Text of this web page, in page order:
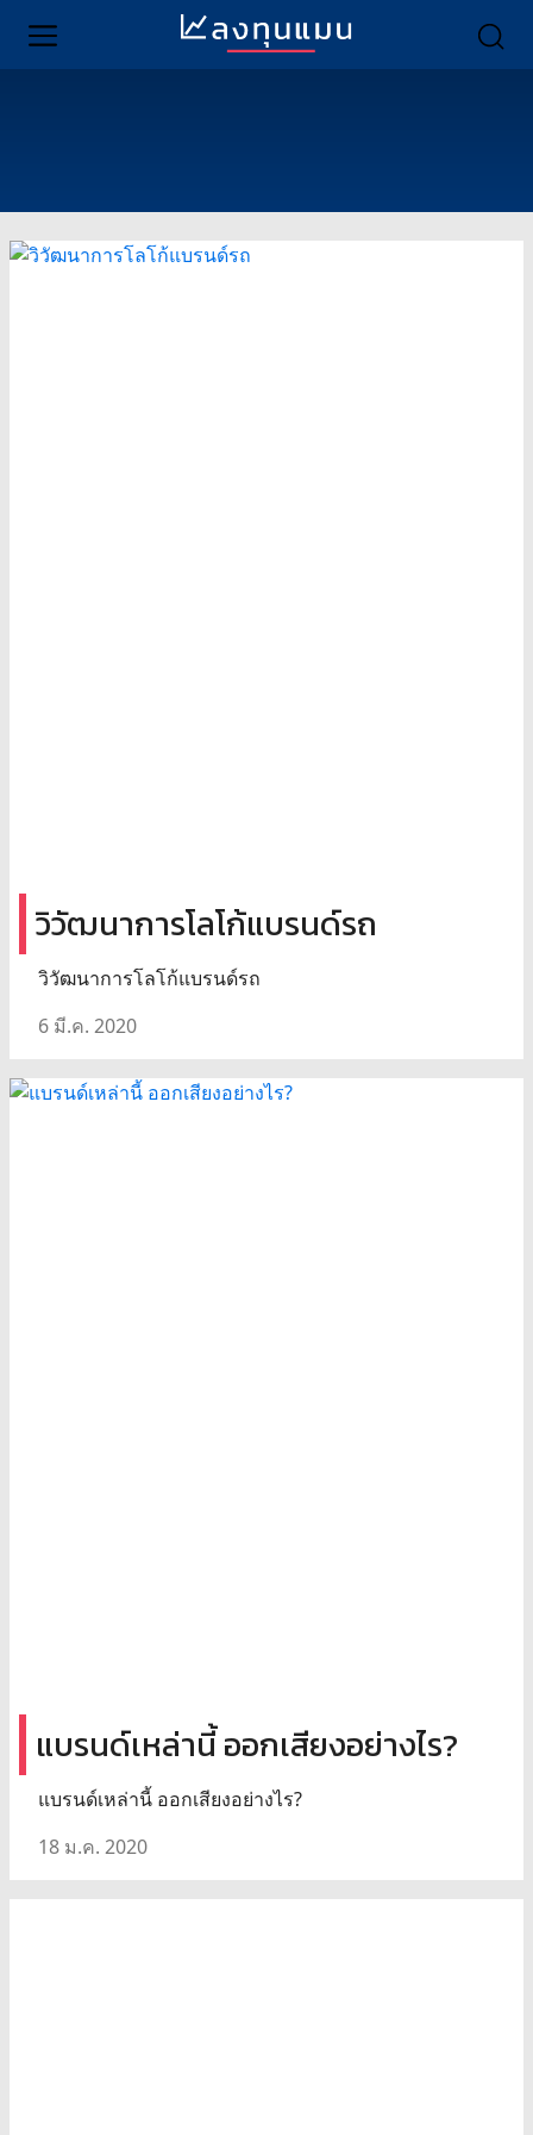
วิวัฒนาการโลโก้แบรนด์รถ
วิวัฒนาการโลโก้แบรนด์รถ
6 มี.ค. 2020
แบรนด์เหล่านี้ ออกเสียงอย่างไร?
แบรนด์เหล่านี้ ออกเสียงอย่างไร?
18 ม.ค. 2020